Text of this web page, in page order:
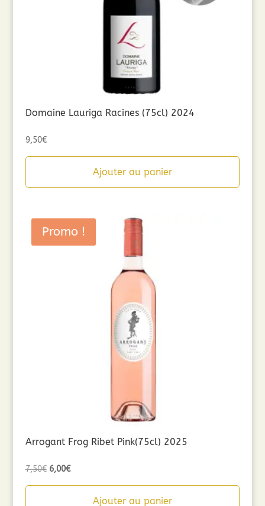
Domaine Lauriga Racines (75cl) 2024
9,50€
Ajouter au panier
Promo !
Arrogant Frog Ribet Pink(75cl) 2025
7,50€ Le
6,00€Le
Ajouter au panier